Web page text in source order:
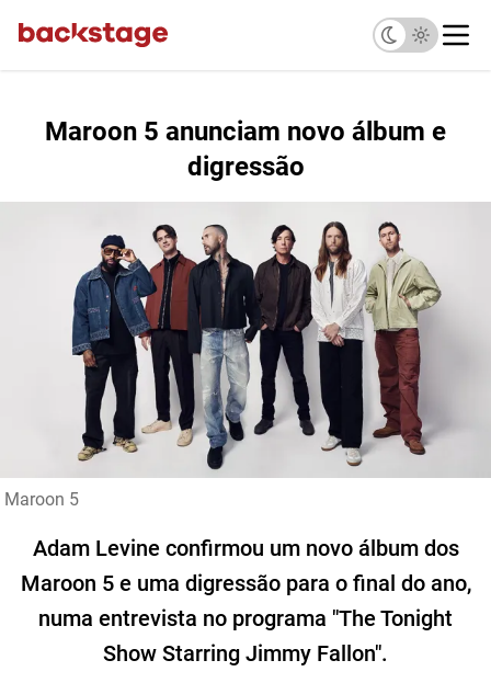
Maroon 5 anunciam novo álbum e
digressão
Maroon 5
Adam Levine confirmou um novo álbum dos
Maroon 5 e uma digressão para o final do ano,
numa entrevista no programa "The Tonight
Show Starring Jimmy Fallon".